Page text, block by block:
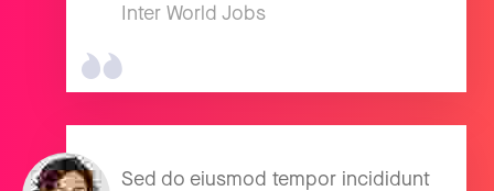
Inter World Jobs
Sed do eiusmod tempor incididunt